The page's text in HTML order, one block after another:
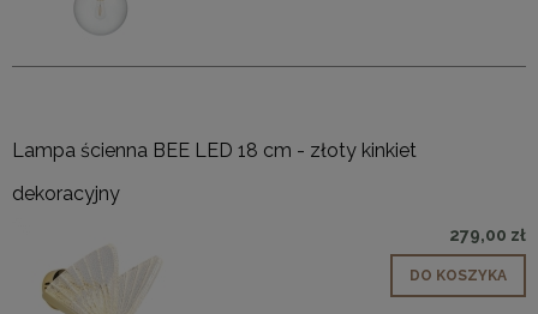
Lampa ścienna BEE LED 18 cm - złoty kinkiet
dekoracyjny
279,00 zł
DO KOSZYKA